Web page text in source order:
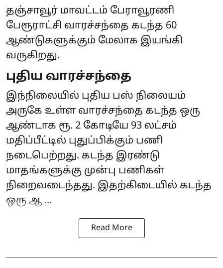
தஞ்சாவூர் மாவட்டம் பேராவூரணி
பேரூராட்சி வாரச்சந்தை கடந்த 60
ஆண்டுகளுக்கும் மேலாக இயங்கி
வருகிறது.
புதிய வாரச்சந்தை
இந்நிலையில் புதிய பஸ் நிலையம்
அருகே உள்ள வாரச்சந்தை கடந்த ஒரு
ஆண்டாக ரூ. 2 கோடியே 93 லட்சம்
மதிப்பீட்டில் புதுப்பிக்கும் பணி
நடைபெற்றது. கடந்த இரண்டு
மாதங்களுக்கு முன்பு பணிகள்
நிறைவடைந்தது. இதற்கிடையில் கடந்த
ஒரு ஆ ...
Read More